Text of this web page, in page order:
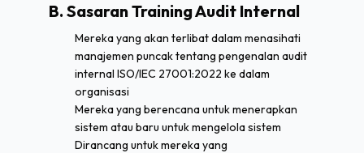
B. Sasaran Training Audit Internal
Mereka yang akan terlibat dalam menasihati
manajemen puncak tentang pengenalan audit
internal ISO/IEC 27001:2022 ke dalam
organisasi
Mereka yang berencana untuk menerapkan
sistem atau baru untuk mengelola sistem
Dirancang untuk mereka yang